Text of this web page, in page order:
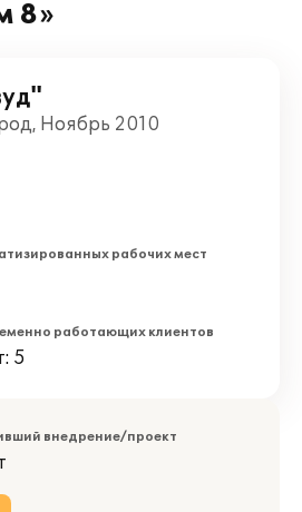
8»
Ноябрь 2010
рабочих мест
работающих клиентов
5
внедрение/проект